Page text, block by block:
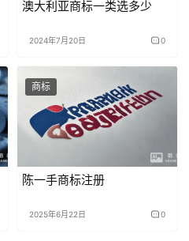
澳大利亚商标一类选多少
2024年7月20日 0
商标
陈一手商标注册
2025年6月22日 0